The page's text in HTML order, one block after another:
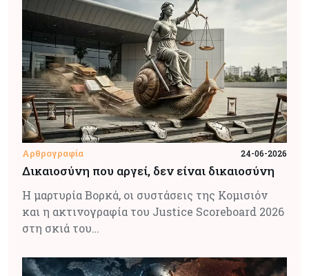
Αρθρογραφία 24-06-2026
Δικαιοσύνη που αργεί, δεν είναι δικαιοσύνη
Η μαρτυρία Βορκά, οι συστάσεις της Κομισιόν
και η ακτινογραφία του Justice Scoreboard 2026
στη σκιά του…